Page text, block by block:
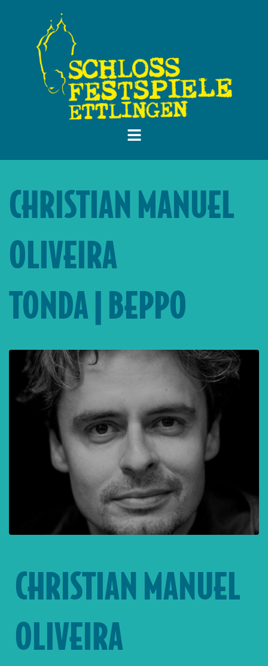
CHRISTIAN MANUEL
OLIVEIRA
TONDA | BEPPO
CHRISTIAN MANUEL
OLIVEIRA